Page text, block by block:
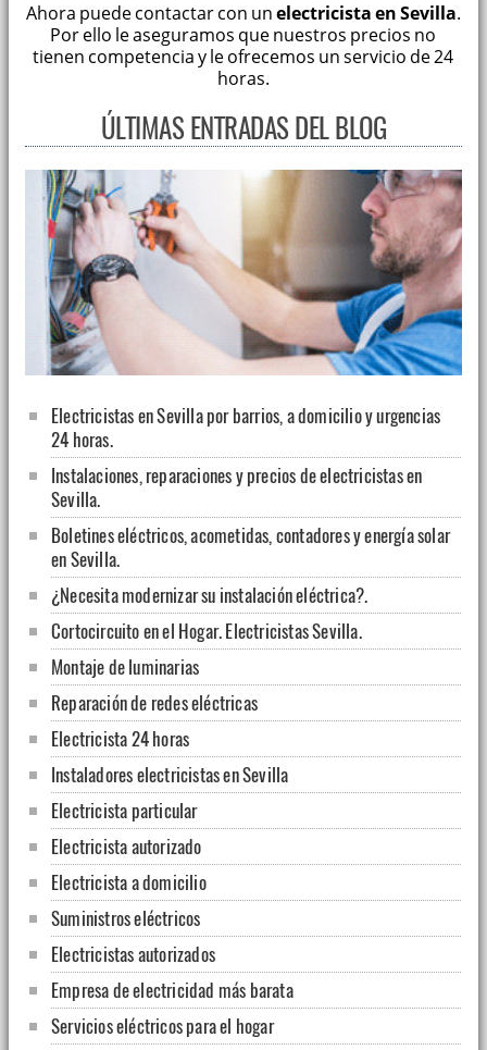
Ahora puede contactar con unelectricista en Sevilla.
Por ello le aseguramos que nuestros precios no
tienen competencia y le ofrecemos un servicio de 24
horas.
ÚLTIMAS ENTRADAS DEL BLOG
Electricistas en Sevilla por barrios, a domicilio y urgencias
24 horas.
Instalaciones, reparaciones y precios de electricistas en
Sevilla.
Boletines eléctricos, acometidas, contadores y energía solar
en Sevilla.
¿Necesita modernizar su instalación eléctrica?.
Cortocircuito en el Hogar. Electricistas Sevilla.
Montaje de luminarias
Reparación de redes eléctricas
Electricista 24 horas
Instaladores electricistas en Sevilla
Electricista particular
Electricista autorizado
Electricista a domicilio
Suministros eléctricos
Electricistas autorizados
Empresa de electricidad más barata
Servicios eléctricos para el hogar